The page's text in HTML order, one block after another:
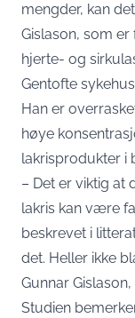
mengder, kan
Gislason, som
hjerte- og
Gentofte
Han er
høye
lakrisprodukter i
– Det er viktig at
lakris kan være
beskrevet i
det. Heller ikke
Gunnar
Studien